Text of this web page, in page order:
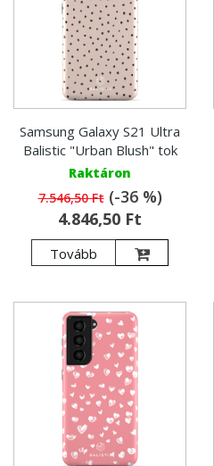
Samsung Galaxy S21 Ultra
Balistic "Urban Blush" tok
Raktáron
7.546,50 Ft(-36 %)
4.846,50 Ft
Tovább